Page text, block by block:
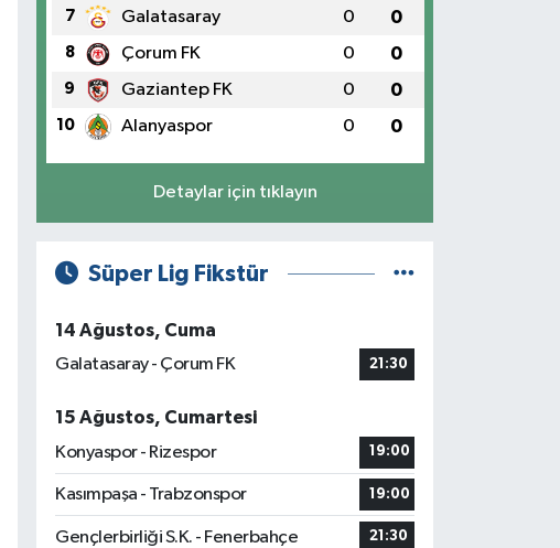
7 Galatasaray 0 0
8 Çorum FK 0 0
9 Gaziantep FK 0 0
10 Alanyaspor 0 0
Detaylar için tıklayın
Süper Lig Fikstür
14 Ağustos, Cuma
Galatasaray - Çorum FK
21:30
15 Ağustos, Cumartesi
Konyaspor - Rizespor
19:00
Kasımpaşa - Trabzonspor 19:00
Gençlerbirliği S.K. - Fenerbahçe 21:30